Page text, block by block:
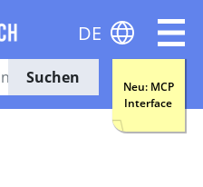
Suchen
Neu: MCP
Interface
DE